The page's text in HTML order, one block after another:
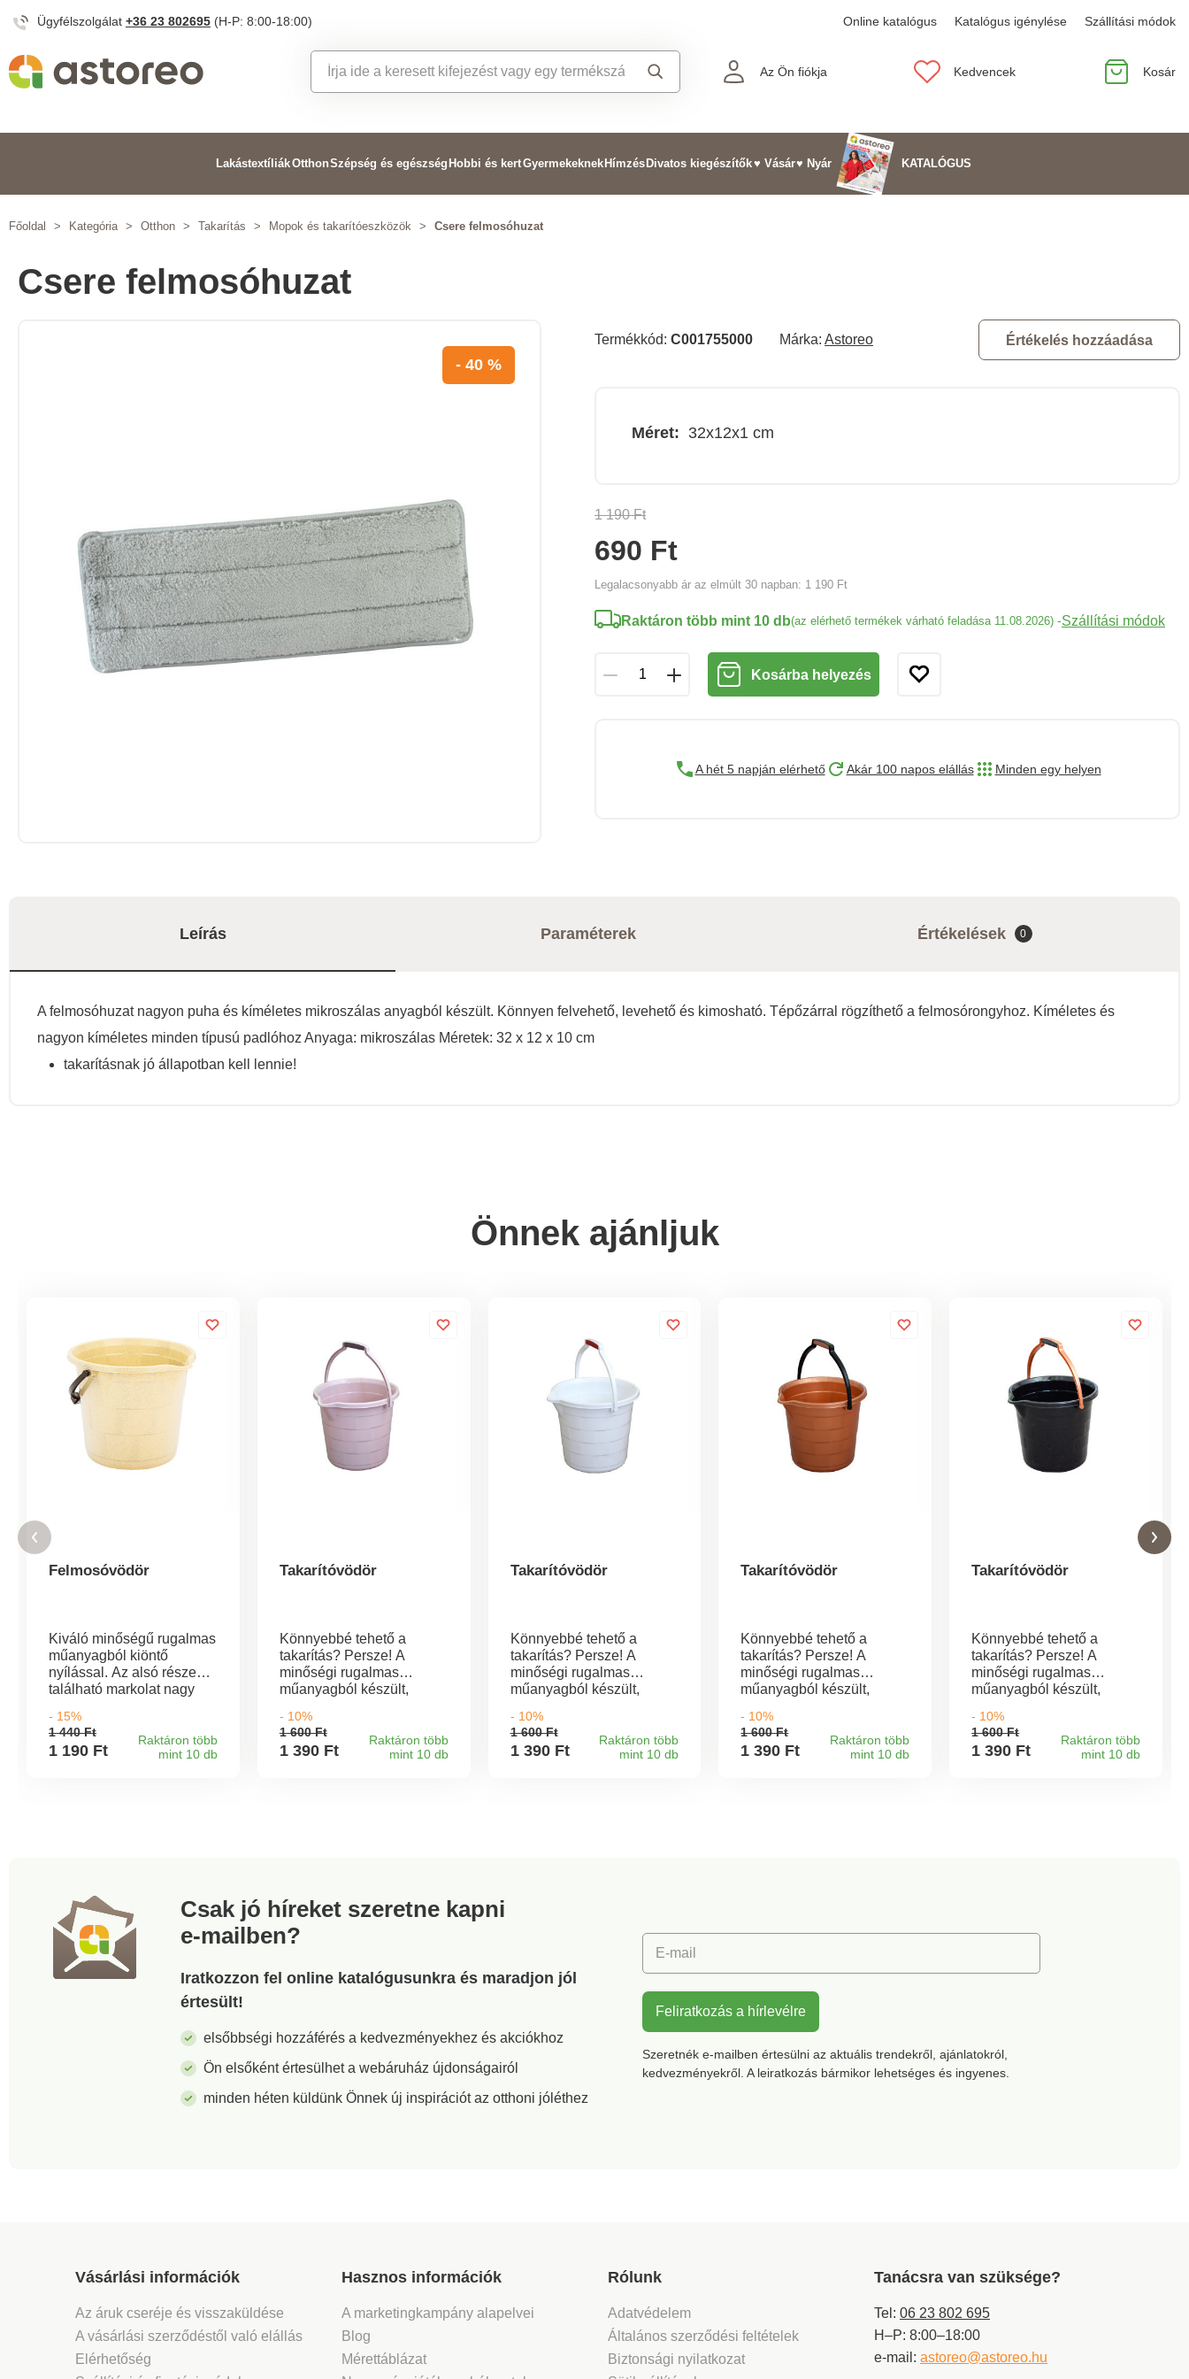
Ügyfélszolgálat +36 23 802695 (H-P: 8:00-18:00) Online katalógus Katalógus igénylése Szállítási módok
Az Ön fiókja Kedvencek Kosár
LakástextíliákOtthonSzépség és egészség Hobbi és kertGyermekeknek Hímzés Divatos kiegészítők♥ Vásár♥ Nyár KATALÓGUS
Főoldal > Kategória > Otthon > Takarítás > Mopok és takarítóeszközök > Csere felmosóhuzat
Csere felmosóhuzat
- 40 %
Termékkód: C001755000 Márka: Astoreo Értékelés hozzáadása
Méret: 32x12x1 cm
1 190 Ft
690 Ft
Legalacsonyabb ár az elmúlt 30 napban: 1 190 Ft
Raktáron több mint 10 db(az elérhető termékek várható feladása 11.08.2026) -Szállítási módok
Kosárba helyezés
A hét 5 napján elérhető Akár 100 napos elállás Minden egy helyen
Leírás Paraméterek Értékelések 0
A felmosóhuzat nagyon puha és kíméletes mikroszálas anyagból készült. Könnyen felvehető, levehető és kimosható. Tépőzárral rögzíthető a felmosórongyhoz. Kíméletes és
nagyon kíméletes minden típusú padlóhoz Anyaga: mikroszálas Méretek: 32 x 12 x 10 cm
takarításnak jó állapotban kell lennie!
Önnek ajánljuk
Felmosóvödör
Kiváló minőségű rugalmas
műanyagból kiöntő
nyílással. Az alsó részen
található markolat nagy
Ellenálló rugalmas
műanyagból. Méretek:
31,5 X 30 X 25 cm.
- 15%
1 440 Ft
1 190 Ft
Raktáron több
mint 10 db
Takarítóvödör
Könnyebbé tehető a
takarítás? Persze! A
minőségi rugalmas
műanyagból készült,
vödörrel könnyebb lesz a
takarítás. Kényelmesebb
munkát a vödör alsó
- 10%
1 600 Ft
1 390 Ft
Raktáron több
mint 10 db
Takarítóvödör
Könnyebbé tehető a
takarítás? Persze! A
minőségi rugalmas
műanyagból készült,
vödörrel könnyebb lesz a
takarítás. Kényelmesebb
munkát a vödör alsó
- 10%
1 600 Ft
1 390 Ft
Raktáron több
mint 10 db
Takarítóvödör
Könnyebbé tehető a
takarítás? Persze! A
minőségi rugalmas
műanyagból készült,
vödörrel könnyebb lesz a
takarítás. Kényelmesebb
munkát a vödör alsó
- 10%
1 600 Ft
1 390 Ft
Raktáron több
mint 10 db
Takarítóvödör
Könnyebbé tehető a
takarítás? Persze! A
minőségi rugalmas
műanyagból készült,
vödörrel könnyebb lesz a
takarítás. Kényelmesebb
munkát a vödör alsó
- 10%
1 600 Ft
1 390 Ft
Raktáron több
mint 10 db
Csak jó híreket szeretne kapni
e-mailben?
Iratkozzon fel online katalógusunkra és maradjon jól
értesült!
elsőbbségi hozzáférés a kedvezményekhez és akciókhoz
Ön elsőként értesülhet a webáruház újdonságairól
minden héten küldünk Önnek új inspirációt az otthoni jóléthez
E-mail
Feliratkozás a hírlevélre
Szeretnék e-mailben értesülni az aktuális trendekről, ajánlatokról,
kedvezményekről. A leiratkozás bármikor lehetséges és ingyenes.
Vásárlási információk
Az áruk cseréje és visszaküldése
A vásárlási szerződéstől való elállás
Elérhetőség
Hasznos információk
A marketingkampány alapelvei
Blog
Mérettáblázat
Rólunk
Adatvédelem
Általános szerződési feltételek
Biztonsági nyilatkozat
Tanácsra van szüksége?
Tel: 06 23 802 695
H–P: 8:00–18:00
e-mail: astoreo@astoreo.hu